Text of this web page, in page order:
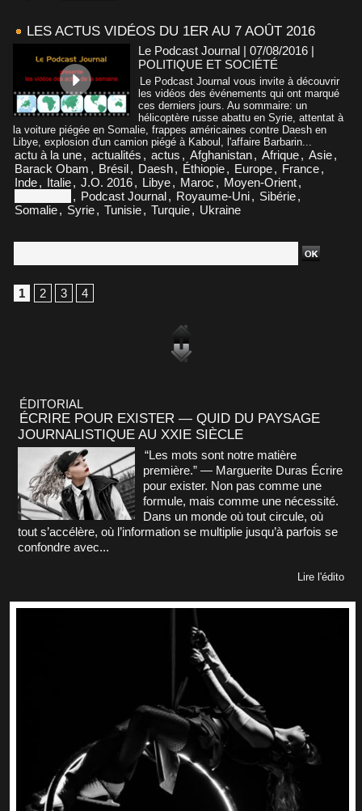
LES ACTUS VIDÉOS DU 1ER AU 7 AOÛT 2016
Le Podcast Journal | 07/08/2016 |
POLITIQUE ET SOCIÉTÉ
Le Podcast Journal vous invite à découvrir
les vidéos des événements qui ont marqué
ces derniers jours. Au sommaire: un
hélicoptère russe abattu en Syrie, attentat à
la voiture piégée en Somalie, frappes américaines contre Daesh en
Libye, explosion d'un camion piégé à Kaboul, l'affaire Barbarin...
actu à la une, actualités , actus , Afghanistan, Afrique, Asie,
Barack Obam , Brésil, Daesh, Éthiopie, Europe, France,
Inde, Italie, J.O. 2016, Libye, Maroc , Moyen-Orient,
, Podcast Journal, Royaume-Uni, Sibérie,
Somalie, Syrie, Tunisie, Turquie, Ukraine
1 2 3 4
ÉDITORIAL
ÉCRIRE POUR EXISTER — QUID DU PAYSAGE
JOURNALISTIQUE AU XXIE SIÈCLE
“Les mots sont notre matière
première.” — Marguerite Duras Écrire
pour exister. Non pas comme une
formule, mais comme une nécessité.
Dans un monde où tout circule, où
tout s’accélère, où l’information se multiplie jusqu’à parfois se
confondre avec...
Lire l'édito